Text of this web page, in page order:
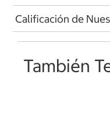
Calificación de
También